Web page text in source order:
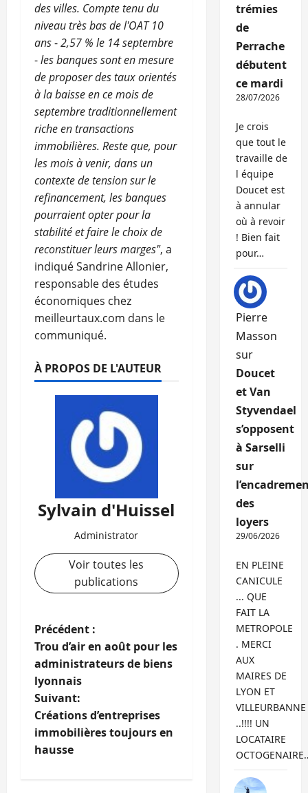
des villes. Compte tenu du
niveau très bas de l'OAT 10
ans-2,57 % le 14 septembre
-les banques sont en mesure
de proposer des taux orientés
à la baisse en ce mois de
septembre traditionnellement
riche en transactions
immobilières. Reste que, pour
les mois à venir, dans un
contexte de tension sur le
refinancement, les banques
pourraient opter pour la
stabilité et faire le choix de
reconstituer leurs marges", a
indiqué Sandrine Allonier,
responsable des études
économiques chez
meilleurtaux.com dans le
communiqué.
À PROPOS DE L'AUTEUR
Sylvain d'Huissel
Administrator
Voir toutes les
publications
N
a
v
i
g
Précédent :
Trou d’air en août pour les
administrateurs de biens
lyonnais
Suivant:
Créations d’entreprises
immobilières toujours en
hausse
trémies
de
Perrache
débutent
ce mardi
28/07/2026
Je crois
que tout le
travaille de
l équipe
Doucet est
à annular
où à revoir
! Bien fait
pour…
Pierre
Masson
sur
Doucet
et Van
Styvendael
s’opposent
à Sarselli
sur
des
loyers
29/06/2026
EN PLEINE
CANICULE
... QUE
FAIT LA
METROPOLE
. MERCI
AUX
MAIRES DE
LYON ET
VILLEURBANNE
..!!!! UN
LOCATAIRE